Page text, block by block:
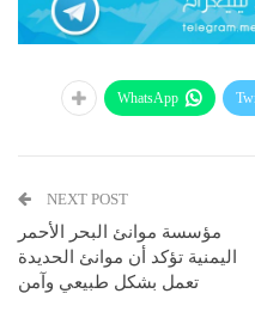
WhatsApp
NEXT POST
مؤسسة موانئ البحر الأحمر
اليمنية تؤكد أن موانئ الحديدة
تعمل بشكل طبيعي وآمن